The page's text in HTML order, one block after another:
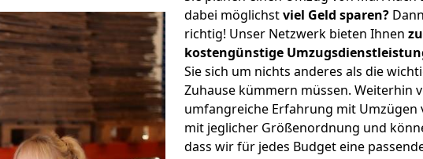
dabei möglichstviel Geld sparen?
richtig! Unser Netzwerk bieten Ihnen
kostengünstige
Sie sich um nichts anderes als die
Zuhause kümmern müssen. Weiterhin
umfangreiche Erfahrung mit Umzügen
mit jeglicher Größenordnung und
dass wir für jedes Budget eine